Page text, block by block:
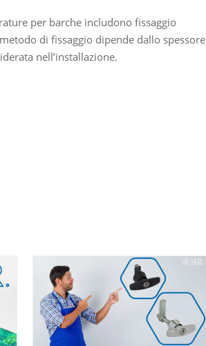
per barche includono fissaggio
di fissaggio dipende dallo spessore
nell’installazione.